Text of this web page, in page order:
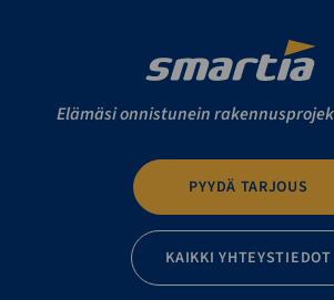
Elämäsi onnistunein
PYYDÄ TARJOUS
KAIKKI YHTEYSTIEDOT